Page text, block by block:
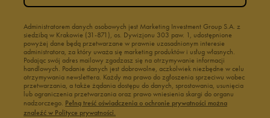
Administratorem danych osobowych jest Marketing Investment Group S.A. z
siedzibą w Krakowie (31-871), os. Dywizjonu 303 paw. 1, udostępnione
powyżej dane będą przetwarzane w prawnie uzasadnionym interesie
administratora, za który uważa się marketing produktów i usług własnych.
Podając swój adres mailowy zgadzasz się na otrzymywanie informacji
handlowych. Podanie danych jest dobrowolne, aczkolwiek niezbędne w celu
otrzymywania newslettera. Każdy ma prawo do zgłoszenia sprzeciwu wobec
przetwarzania, a także żądania dostępu do danych, sprostowania, usunięcia
lub ograniczenia przetwarzania oraz prawo wniesienia skargi do organu
nadzorczego. Pełną treść oświadczenia o ochronie prywatności można
znaleźć w Polityce prywatności.